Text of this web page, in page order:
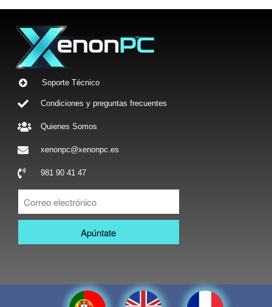
Soporte Técnico
Condiciones y preguntas frecuentes
Quienes Somos
xenonpc@xenonpc.es
981 90 41 47
Apúntate